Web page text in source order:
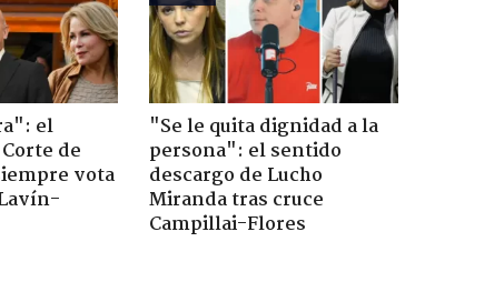
el
de
vota
"Se le quita dignidad a la
persona": el sentido
descargo de Lucho
Miranda tras cruce
Campillai-Flores